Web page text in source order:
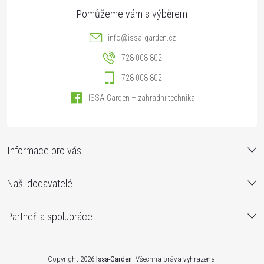
Informace pro vás
info@issa-garden.cz
728 008 802
728 008 802
ISSA-Garden – zahradní technika
Naši dodavatelé
Partneři a spolupráce
Copyright 2026 Issa-Garden . Všechna práva vyhrazena.